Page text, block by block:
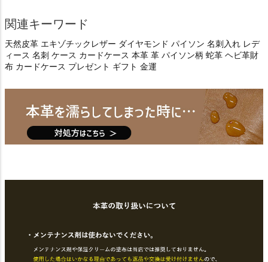
関連キーワード
天然皮革 エキゾチックレザー ダイヤモンド パイソン 名刺入れ レデ
ィース 名刺 ケース カードケース 本革 革 パイソン柄 蛇革 ヘビ革財
布 カードケース プレゼント ギフト 金運